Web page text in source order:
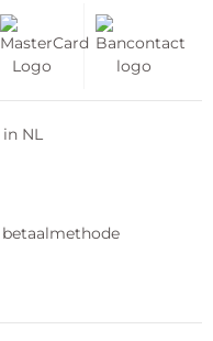
NL